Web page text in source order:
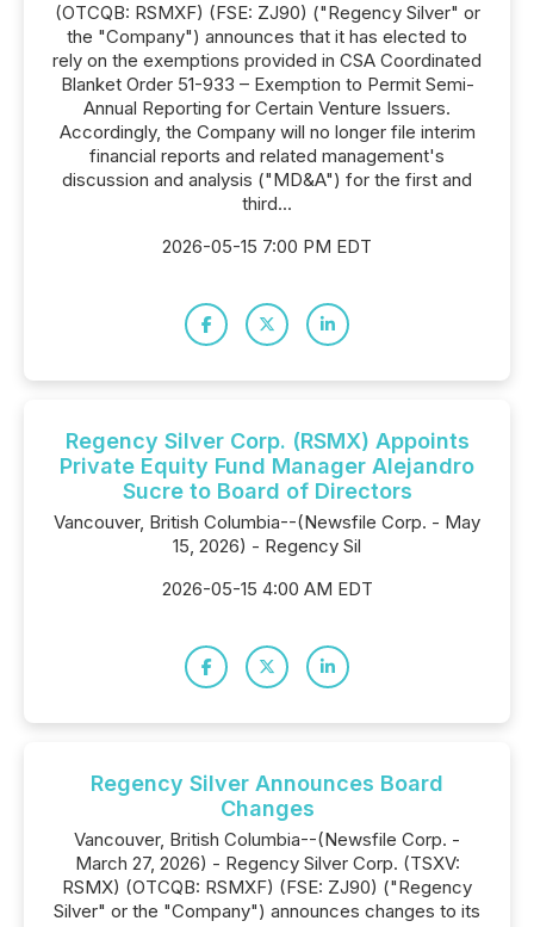
(OTCQB: RSMXF) (FSE: ZJ90) ("Regency Silver" or
the "Company") announces that it has elected to
rely on the exemptions provided in CSA Coordinated
Blanket Order 51-933 – Exemption to Permit Semi-
Annual Reporting for Certain Venture Issuers.
Accordingly, the Company will no longer file interim
financial reports and related management's
discussion and analysis ("MD&A") for the first and
third...
2026-05-15 7:00 PM EDT
Regency Silver Corp. (RSMX) Appoints
Private Equity Fund Manager Alejandro
Sucre to Board of Directors
Vancouver, British Columbia--(Newsfile Corp. - May
15, 2026) - Regency Sil
2026-05-15 4:00 AM EDT
Regency Silver Announces Board
Changes
Vancouver, British Columbia--(Newsfile Corp. -
March 27, 2026) - Regency Silver Corp. (TSXV:
RSMX) (OTCQB: RSMXF) (FSE: ZJ90) ("Regency
Silver" or the "Company") announces changes to its